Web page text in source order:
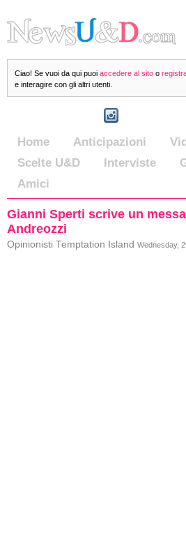
Ciao! Se vuoi da qui puoi accedere al sito o
e interagire con gli altri utenti.
Home Anticipazioni
Scelte U&D
Interviste
Amici
Gianni Sperti scrive un
Andreozzi
Opinionisti Temptation Island Wednesday,